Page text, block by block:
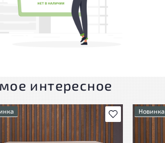
интересное
В избранноеНовинка